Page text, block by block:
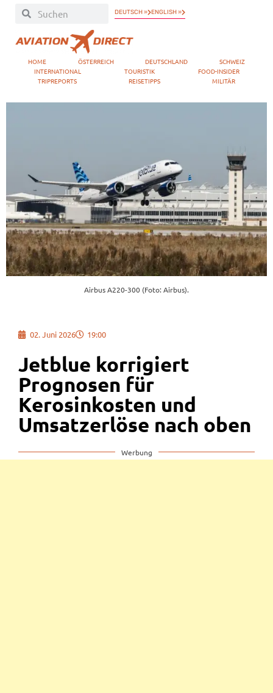
DEUTSCH » ENGLISH »
HOME ÖSTERREICH DEUTSCHLAND
SCHWEIZ
INTERNATIONAL
TOURISTIK
FOOD-INSIDER
TRIPREPORTS
REISETIPPS MILITÄR
Airbus A220-300 (Foto: Airbus).
02. Juni 2026 19:00
Jetblue korrigiert
Prognosen für
Kerosinkosten und
Umsatzerlöse nach oben
Werbung